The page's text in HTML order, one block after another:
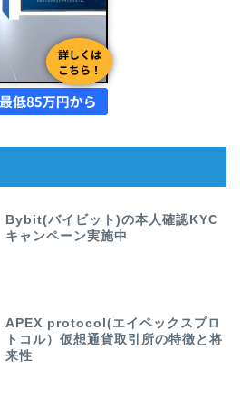
Bybit(バイビット)の本人確認KYC
キャンペーン実施中
APEX protocol(エイペックスプロ
トコル）仮想通貨取引所の特徴と将
来性